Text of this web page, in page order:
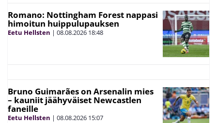
Romano: Nottingham Forest nappasi
himoitun huippulupauksen
Eetu Hellsten | 08.08.2026 18:48
Bruno Guimarães on Arsenalin mies
– kauniit jäähyväiset Newcastlen
faneille
Eetu Hellsten | 08.08.2026 15:07